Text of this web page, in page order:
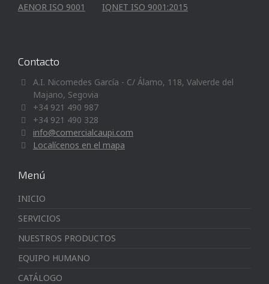
AENOR ISO 9001 IQNET ISO 9001:2015
Contacto
A.I. Nicomedes García - C/ Álamo, 118, Valverde del
Majano, Segovia
+34 921 490 987
+34 921 490 328
info@comercialcaupi.com
Localícenos en el mapa
Menú
INICIO
SERVICIOS
NUESTROS PRODUCTOS
EQUIPO HUMANO
CATÁLOGO